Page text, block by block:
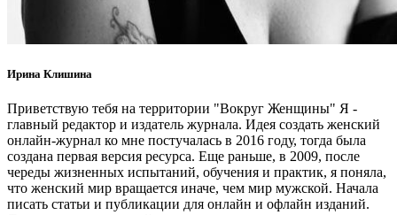
Ирина Клишина
Приветствую тебя на территории "Вокруг Женщины" Я -
главный редактор и издатель журнала. Идея создать женский
онлайн-журнал ко мне постучалась в 2016 году, тогда была
создана первая версия ресурса. Еще раньше, в 2009, после
череды жизненных испытаний, обучения и практик, я поняла,
что женский мир вращается иначе, чем мир мужской. Начала
писать статьи и публикации для онлайн и офлайн изданий.